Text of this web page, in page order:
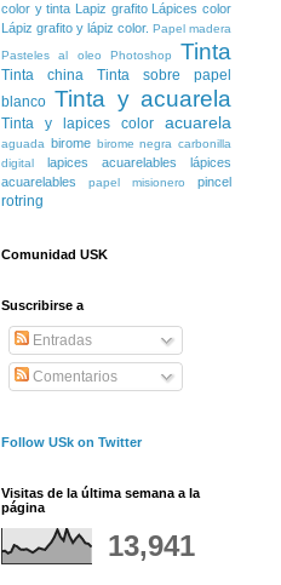
color y tinta
Lapiz grafito
Lápices color
Lápiz grafito y lápiz color. Papel madera
Pasteles al oleo
Photoshop Tinta
Tinta china
Tinta sobre papel
blanco Tinta y acuarela
Tinta y lapices color acuarela
aguada birome birome negra carbonilla
digital
lapices acuarelables
lápices
acuarelables
papel misionero pincel
rotring
Comunidad USK
Suscribirse a
Entradas
Comentarios
Follow USk on Twitter
Visitas de la última semana a la
página
13,941